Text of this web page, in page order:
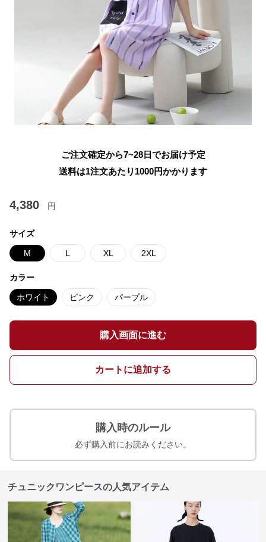
ご注文確定から7~28日でお届け予定
送料は1注文あたり 1000円かかります
4,380 円
サイズ
M L XL 2XL
カラー
ホワイト ピンク パープル
購入画面に進む
カートに追加する
購入時のルール
必ず購入前にお読みください。
チュニックワンピースの人気アイテム